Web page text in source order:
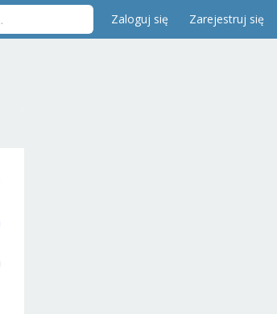
Zaloguj się Zarejestruj się